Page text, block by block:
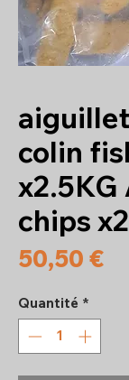
colin
x2.5KG
chips
50,50 €
Quantité *